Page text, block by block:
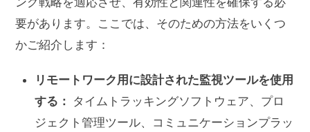
要があります。ここでは、そのための方法をいくつ
かご紹介します：
リモートワーク用に設計された監視ツールを使用
する： タイムトラッキングソフトウェア、プロ
ジェクト管理ツール、コミュニケーションプラッ